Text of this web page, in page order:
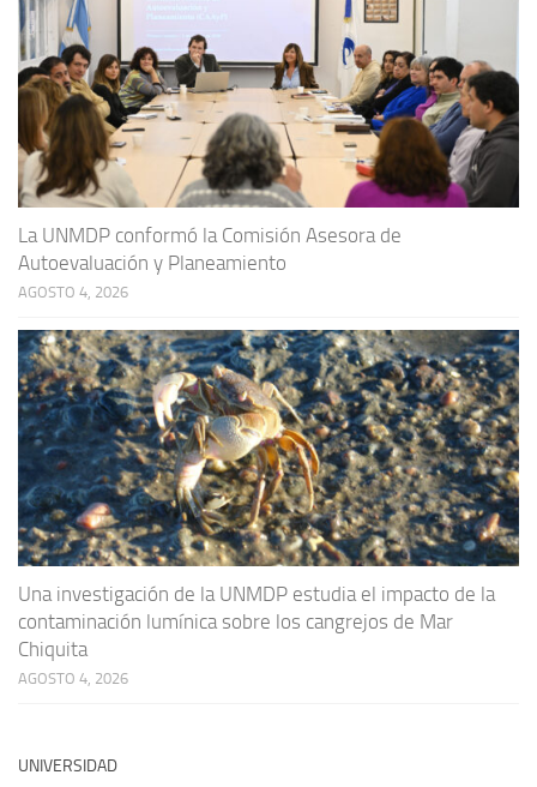
La UNMDP conformó la Comisión Asesora de
Autoevaluación y Planeamiento
AGOSTO 4, 2026
Una investigación de la UNMDP estudia el impacto de la
contaminación lumínica sobre los cangrejos de Mar
Chiquita
AGOSTO 4, 2026
UNIVERSIDAD